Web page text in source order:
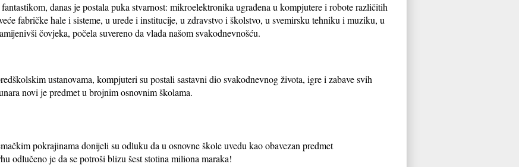
danas je postala puka stvarnost: mikroelektronika ugrađena u kompjutere i robote različitih
fabričke hale i sisteme, u urede i institucije, u zdravstvo i školstvo, u svemirsku tehniku i muziku, u
čovjeka, počela suvereno da vlada našom svakodnevnošću.
ustanovama, kompjuteri su postali sastavni dio svakodnevnog života, igre i zabave svih
novi je predmet u brojnim osnovnim školama.
pokrajinama donijeli su odluku da u osnovne škole uvedu kao obavezan predmet
odlučeno je da se potroši blizu šest stotina miliona maraka!